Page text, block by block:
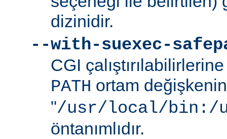
dizinidir.
--with-suexec-
CGI
PATH ortam
"/usr/local/bin:/
öntanımlıdır.